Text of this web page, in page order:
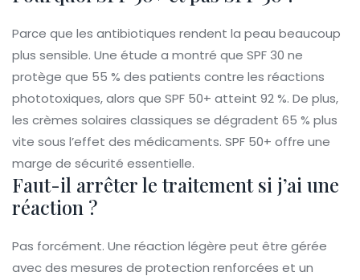
Parce que les antibiotiques rendent la peau beaucoup
plus sensible. Une étude a montré que SPF 30 ne
protège que 55 % des patients contre les réactions
phototoxiques, alors que SPF 50+ atteint 92 %. De plus,
les crèmes solaires classiques se dégradent 65 % plus
vite sous l’effet des médicaments. SPF 50+ offre une
marge de sécurité essentielle.
Faut-il arrêter le traitement si j’ai une
réaction ?
Pas forcément. Une réaction légère peut être gérée
avec des mesures de protection renforcées et un